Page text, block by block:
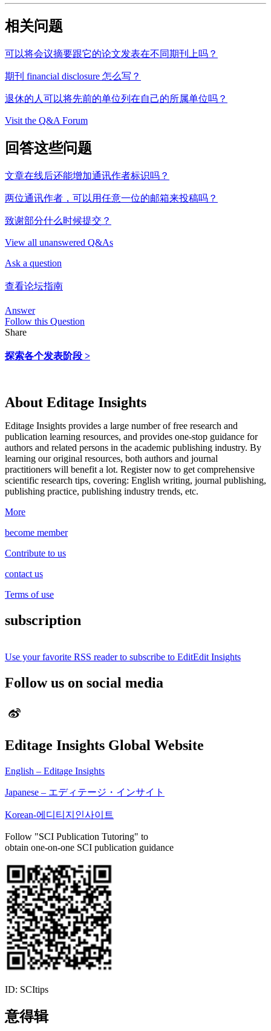
相关问题
可以将会议摘要跟它的论文发表在不同期刊上吗？
期刊 financial disclosure 怎么写？
退休的人可以将先前的单位列在自己的所属单位吗？
Visit the Q&A Forum
回答这些问题
文章在线后还能增加通讯作者标识吗？
两位通讯作者，可以用任意一位的邮箱来投稿吗？
致谢部分什么时候提交？
View all unanswered Q&As
Ask a question
查看论坛指南
Answer
Follow this Question
Share
探索各个发表阶段 >
About Editage Insights
Editage Insights provides a large number of free research and
publication learning resources, and provides one-stop guidance for
authors and related persons in the academic publishing industry. By
learning our original resources, both authors and journal
practitioners will benefit a lot. Register now to get comprehensive
scientific research tips, covering: English writing, journal publishing,
publishing practice, publishing industry trends, etc.
More
become member
Contribute to us
contact us
Terms of use
subscription
Use your favorite RSS reader to subscribe to EditEdit Insights
Follow us on social media
Editage Insights Global Website
English – Editage Insights
Japanese – エディテージ・インサイト
Korean-에디티지인사이트
Follow "SCI Publication Tutoring" to
obtain one-on-one SCI publication guidance
ID: SCItips
意得辑